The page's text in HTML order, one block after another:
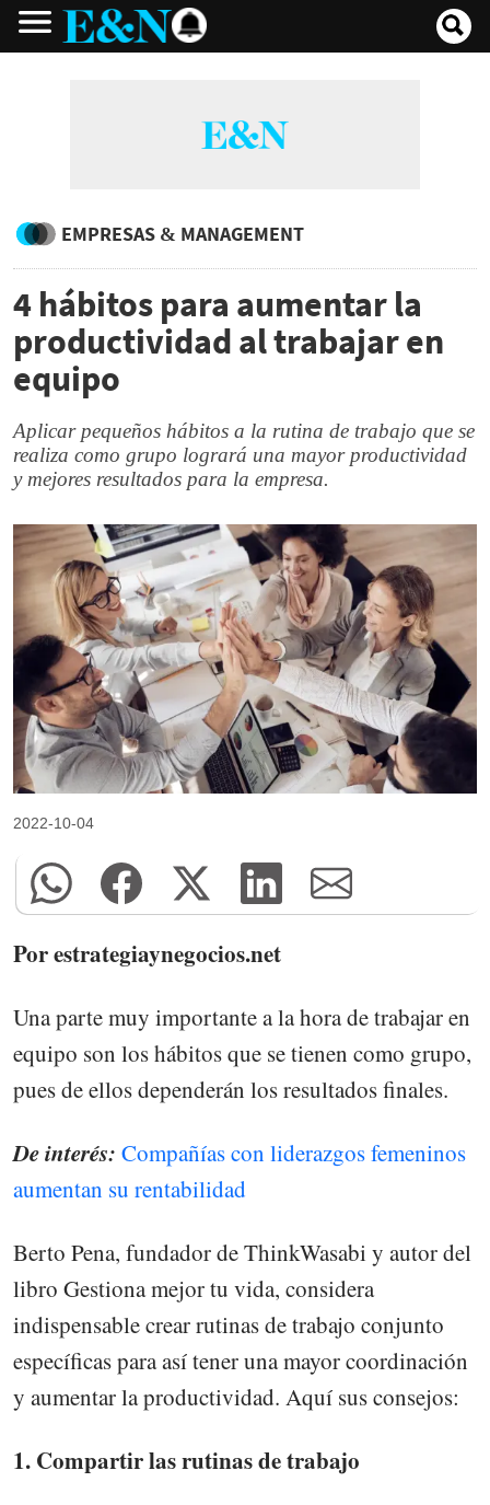
EMPRESAS & MANAGEMENT
4 hábitos para aumentar la
productividad al trabajar en
equipo
Aplicar pequeños hábitos a la rutina de trabajo que se
realiza como grupo logrará una mayor productividad
y mejores resultados para la empresa.
2022-10-04
Por estrategiaynegocios.net
Una parte muy importante a la hora de trabajar en
equipo son los hábitos que se tienen como grupo,
pues de ellos dependerán los resultados finales.
De interés: Compañías con liderazgos femeninos
aumentan su rentabilidad
Berto Pena, fundador de ThinkWasabi y autor del
libro Gestiona mejor tu vida, considera
indispensable crear rutinas de trabajo conjunto
específicas para así tener una mayor coordinación
y aumentar la productividad. Aquí sus consejos:
1. Compartir las rutinas de trabajo